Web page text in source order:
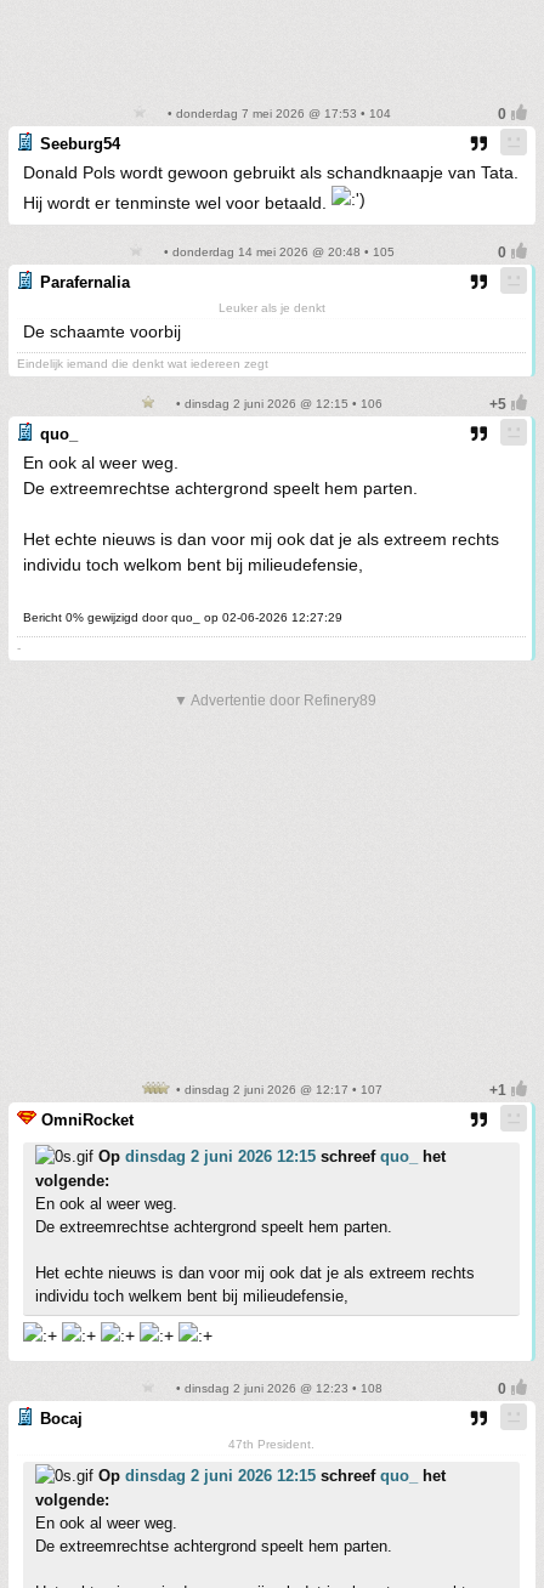
• donderdag 7 mei 2026 @ 17:53 • 104
Seeburg54
Donald Pols wordt gewoon gebruikt als schandknaapje van Tata.
Hij wordt er tenminste wel voor betaald.
• donderdag 14 mei 2026 @ 20:48 • 105
Parafernalia
Leuker als je denkt
De schaamte voorbij
Eindelijk iemand die denkt wat iedereen zegt
• dinsdag 2 juni 2026 @ 12:15 • 106
quo_
En ook al weer weg.
De extreemrechtse achtergrond speelt hem parten.
Het echte nieuws is dan voor mij ook dat je als extreem rechts
individu toch welkom bent bij milieudefensie,
Bericht 0% gewijzigd door quo_ op 02-06-2026 12:27:29
-
▼ Advertentie door Refinery89
• dinsdag 2 juni 2026 @ 12:17 • 107
OmniRocket
Op dinsdag 2 juni 2026 12:15 schreef quo_
het
volgende:
En ook al weer weg.
De extreemrechtse achtergrond speelt hem parten.
Het echte nieuws is dan voor mij ook dat je als extreem rechts
individu toch welkem bent bij milieudefensie,
• dinsdag 2 juni 2026 @ 12:23 • 108
Bocaj
47th President.
Op dinsdag 2 juni 2026 12:15 schreef quo_
het
volgende:
En ook al weer weg.
De extreemrechtse achtergrond speelt hem parten.